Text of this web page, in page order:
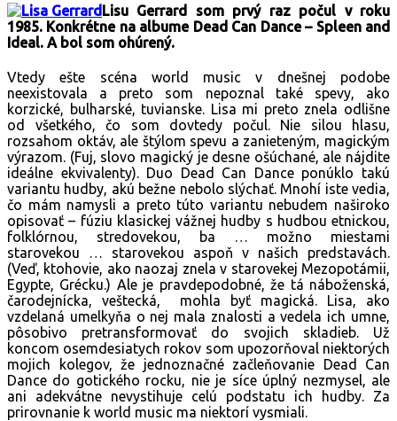
Lisu Gerrard som prvý raz počul v roku
1985. Konkrétne na albume Dead Can Dance – Spleen and
Ideal. A bol som ohúrený.
Vtedy ešte scéna world music v dnešnej podobe
neexistovala a preto som nepoznal také spevy, ako
korzické, bulharské, tuvianske. Lisa mi preto znela odlišne
od všetkého, čo som dovtedy počul. Nie silou hlasu,
rozsahom oktáv, ale štýlom spevu a zanieteným, magickým
výrazom. (Fuj, slovo magický je desne ošúchané, ale nájdite
ideálne ekvivalenty). Duo Dead Can Dance ponúklo takú
variantu hudby, akú bežne nebolo slýchať. Mnohí iste vedia,
čo mám namysli a preto túto variantu nebudem naširoko
opisovať – fúziu klasickej vážnej hudby s hudbou etnickou,
folklórnou, stredovekou, ba … možno miestami
starovekou … starovekou aspoň v našich predstavách.
(Veď, ktohovie, ako naozaj znela v starovekej Mezopotámii,
Egypte, Grécku.) Ale je pravdepodobné, že tá náboženská,
čarodejnícka, veštecká, mohla byť magická. Lisa, ako
vzdelaná umelkyňa o nej mala znalosti a vedela ich umne,
pôsobivo pretransformovať do svojich skladieb. Už
koncom osemdesiatych rokov som upozorňoval niektorých
mojich kolegov, že jednoznačné začleňovanie Dead Can
Dance do gotického rocku, nie je síce úplný nezmysel, ale
ani adekvátne nevystihuje celú podstatu ich hudby. Za
prirovnanie k world music ma niektorí vysmiali.